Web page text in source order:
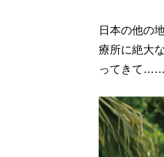
日本の他の
療所に絶大
ってきて……